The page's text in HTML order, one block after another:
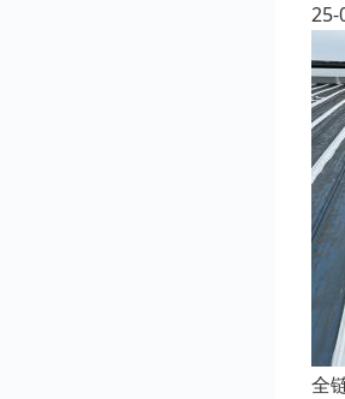
25-
全